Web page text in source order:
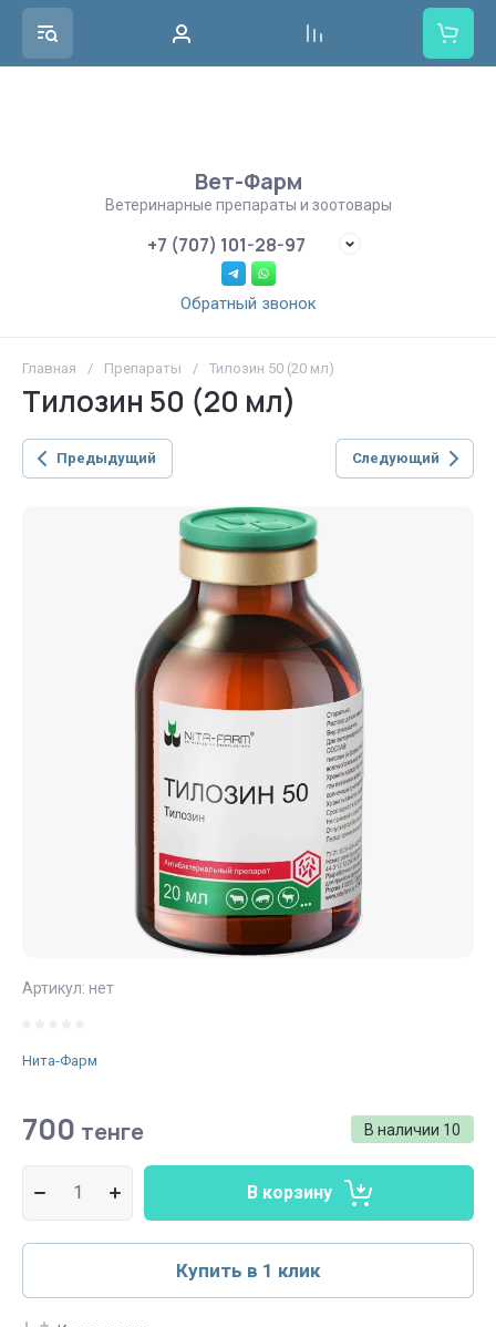
Вет-Фарм
Ветеринарные препараты и зоотовары
+7 (707) 101-28-97
Обратный звонок
Главная / Препараты / Тилозин 50 (20 мл)
Тилозин 50 (20 мл)
Предыдущий Следующий
Артикул: нет
Нита-Фарм
В наличии 10
700 тенге
В корзину
Купить в 1 клик